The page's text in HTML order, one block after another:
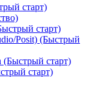
старт)
старт)
Posit) (Быстрый
(Быстрый старт)
старт)